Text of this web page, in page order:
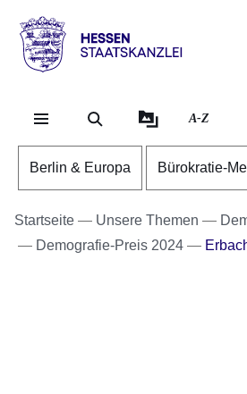
Hessen
Staatskanzlei
A-Z
Berlin & Europa Bürokratie-
Startseite Unsere Themen
Demografie-Preis 2024